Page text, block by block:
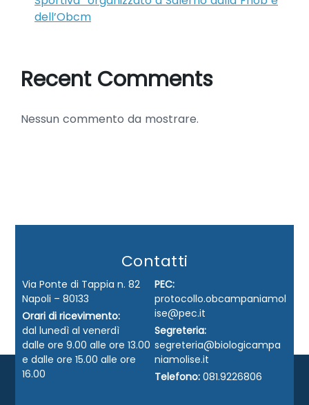
dell’Obcm
Recent Comments
Nessun commento da mostrare.
Contatti
Via Ponte di Tappia n. 82
Napoli – 80133
Orari di ricevimento:
dal lunedì al venerdì
dalle ore 9.00 alle ore 13.00
e dalle ore 15.00 alle ore
16.00
PEC:
protocollo.obcampaniamol
ise@pec.it
Segreteria:
segreteria@biologicampa
niamolise.it
Telefono: 081.9226806